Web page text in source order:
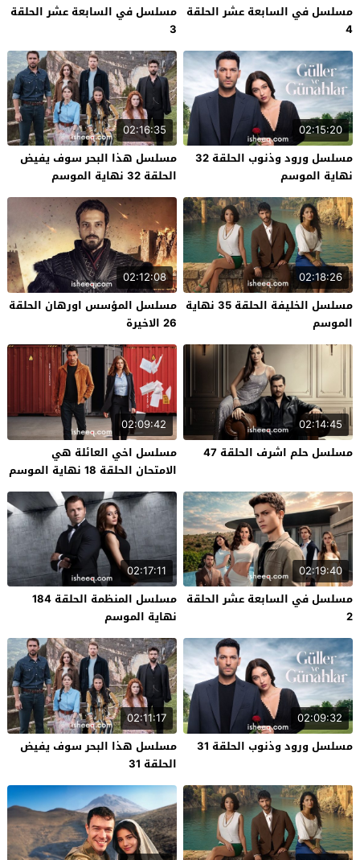
مسلسل في السابعة عشر الحلقة
4
مسلسل في السابعة عشر الحلقة
3
02:15:20
مسلسل ورود وذنوب الحلقة 32
نهاية الموسم
02:16:35
مسلسل هذا البحر سوف يفيض
الحلقة 32 نهاية الموسم
02:18:26
مسلسل الخليفة الحلقة 35 نهاية
الموسم
02:12:08
مسلسل المؤسس اورهان الحلقة
26 الاخيرة
02:14:45
مسلسل حلم اشرف الحلقة 47
02:09:42
مسلسل اخي العائلة هي
الامتحان الحلقة 18 نهاية الموسم
02:19:40
مسلسل في السابعة عشر الحلقة
2
02:17:11
مسلسل المنظمة الحلقة 184
نهاية الموسم
02:09:32
مسلسل ورود وذنوب الحلقة 31
02:11:17
مسلسل هذا البحر سوف يفيض
الحلقة 31